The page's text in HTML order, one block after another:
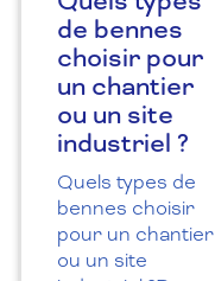
de bennes
choisir pour
un chantier
ou un site
industriel ?
Quels types de
bennes choisir
pour un chantier
ou un site